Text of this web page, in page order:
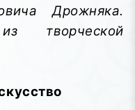
Дрожняка.
творческой